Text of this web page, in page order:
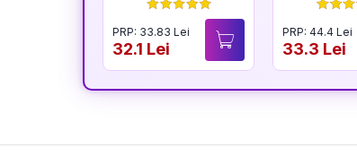
PRP: 33.83 Lei
32.1 Lei
PRP: 44.4 Lei
33.3 Lei